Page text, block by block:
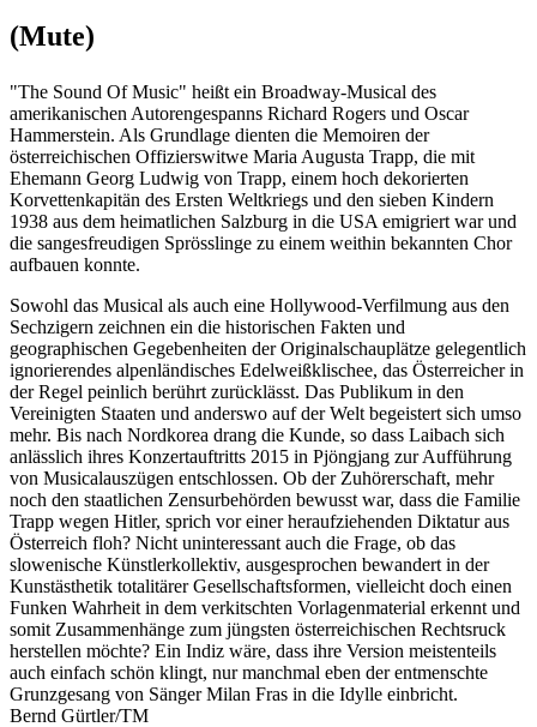
(Mute)
"The Sound Of Music" heißt ein Broadway-Musical des
amerikanischen Autorengespanns Richard Rogers und Oscar
Hammerstein. Als Grundlage dienten die Memoiren der
österreichischen Offizierswitwe Maria Augusta Trapp, die mit
Ehemann Georg Ludwig von Trapp, einem hoch dekorierten
Korvettenkapitän des Ersten Weltkriegs und den sieben Kindern
1938 aus dem heimatlichen Salzburg in die USA emigriert war und
die sangesfreudigen Sprösslinge zu einem weithin bekannten Chor
aufbauen konnte.
Sowohl das Musical als auch eine Hollywood-Verfilmung aus den
Sechzigern zeichnen ein die historischen Fakten und
geographischen Gegebenheiten der Originalschauplätze gelegentlich
ignorierendes alpenländisches Edelweißklischee, das Österreicher in
der Regel peinlich berührt zurücklässt. Das Publikum in den
Vereinigten Staaten und anderswo auf der Welt begeistert sich umso
mehr. Bis nach Nordkorea drang die Kunde, so dass Laibach sich
anlässlich ihres Konzertauftritts 2015 in Pjöngjang zur Aufführung
von Musicalauszügen entschlossen. Ob der Zuhörerschaft, mehr
noch den staatlichen Zensurbehörden bewusst war, dass die Familie
Trapp wegen Hitler, sprich vor einer heraufziehenden Diktatur aus
Österreich floh? Nicht uninteressant auch die Frage, ob das
slowenische Künstlerkollektiv, ausgesprochen bewandert in der
Kunstästhetik totalitärer Gesellschaftsformen, vielleicht doch einen
Funken Wahrheit in dem verkitschten Vorlagenmaterial erkennt und
somit Zusammenhänge zum jüngsten österreichischen Rechtsruck
herstellen möchte? Ein Indiz wäre, dass ihre Version meistenteils
auch einfach schön klingt, nur manchmal eben der entmenschte
Grunzgesang von Sänger Milan Fras in die Idylle einbricht.
Bernd Gürtler/TM